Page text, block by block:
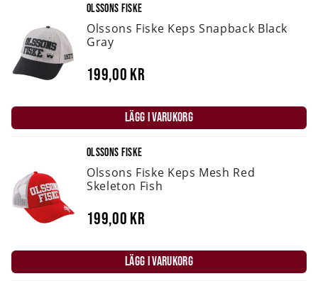
OLSSONS FISKE
Olssons Fiske Keps Snapback Black
Gray
199,00 kr
LÄGG I VARUKORG
OLSSONS FISKE
Olssons Fiske Keps Mesh Red
Skeleton Fish
199,00 kr
LÄGG I VARUKORG